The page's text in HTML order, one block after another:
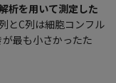
析を用いて測定した
とC列は細胞コンフル
最も小さかったた